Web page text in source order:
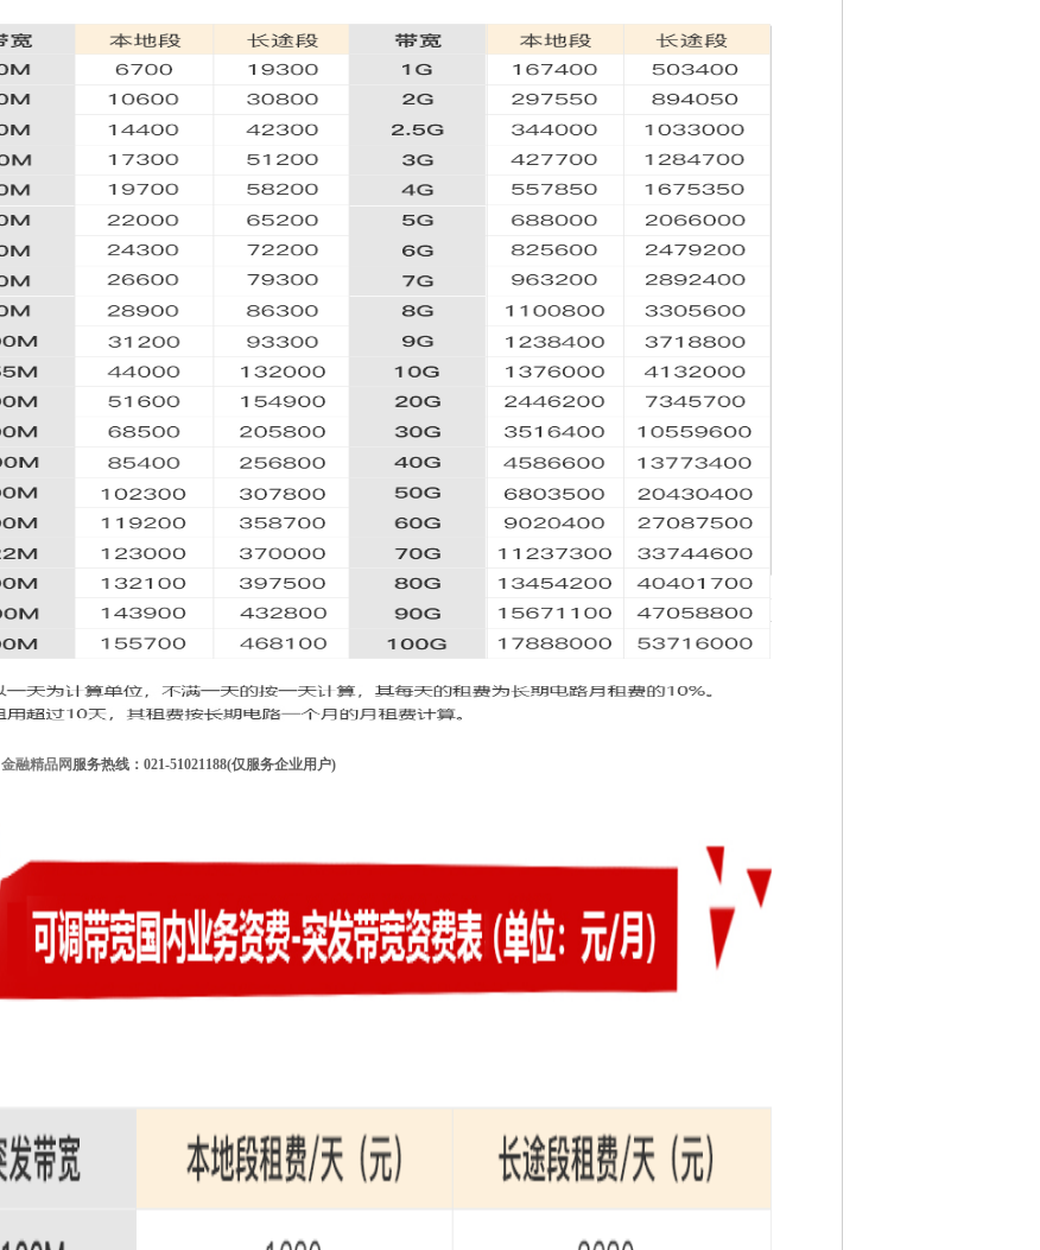
金融精品网 服务热线：021-51021188(仅服务企业用户)